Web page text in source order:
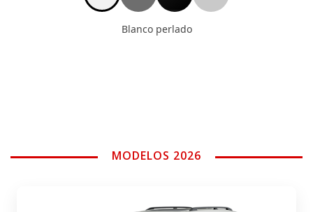
Blanco perlado
MODELOS 2026